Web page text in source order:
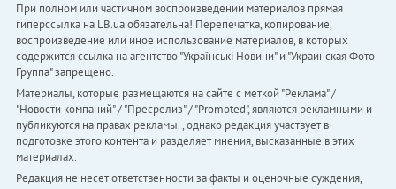
При полном или частичном воспроизведении материалов прямая
гиперссылка на LB.ua обязательна! Перепечатка, копирование,
воспроизведение или иное использование материалов, в которых
содержится ссылка на агентство "Українськi Новини" и "Украинская Фото
Группа" запрещено.
Материалы, которые размещаются на сайте с меткой "Реклама" /
"Новости компаний" / "Пресрелиз" / "Promoted", являются рекламными и
публикуются на правах рекламы. , однако редакция участвует в
подготовке этого контента и разделяет мнения, высказанные в этих
материалах.
Редакция не несет ответственности за факты и оценочные суждения,